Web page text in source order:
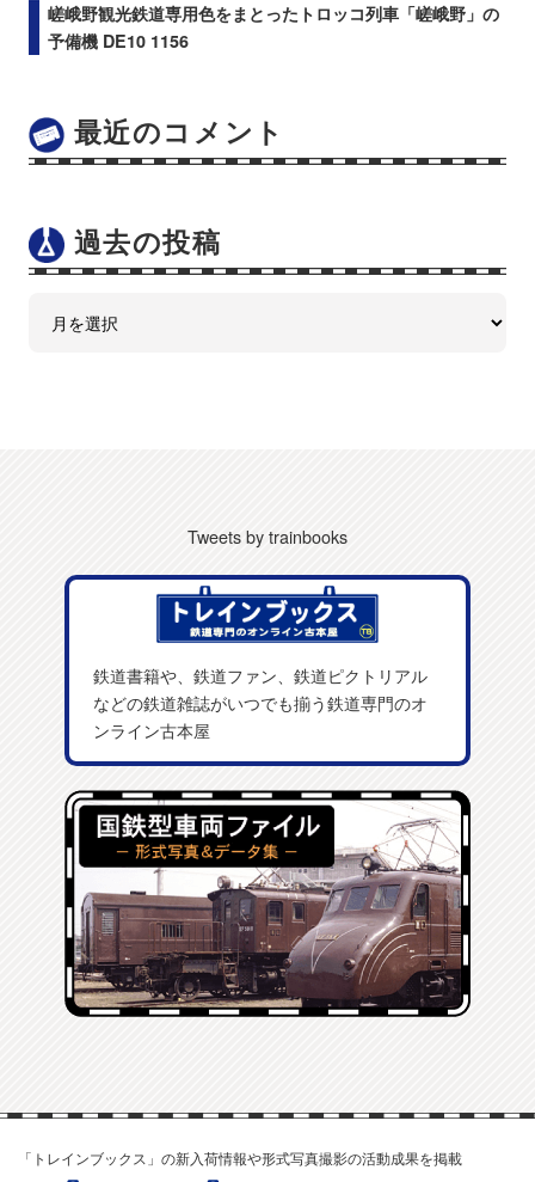
嵯峨野観光鉄道専用色をまとったトロッコ列車「嵯峨野」の
予備機 DE10 1156
最近のコメント
過去の投稿
Tweets by trainbooks
鉄道書籍や、鉄道ファン、鉄道ピクトリアル
などの鉄道雑誌がいつでも揃う鉄道専門のオ
ンライン古本屋
「トレインブックス」の新入荷情報や形式写真撮影の活動成果を掲載